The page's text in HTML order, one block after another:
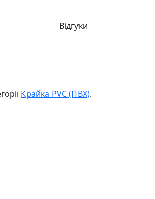
Відгуки
Крайка PVC (ПВХ).